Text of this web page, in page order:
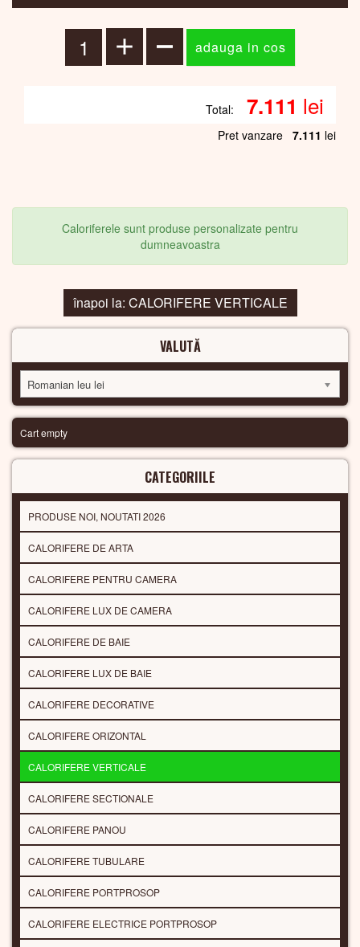
Total: 7.111 lei
Pret vanzare 7.111 lei
Caloriferele sunt produse personalizate pentru
dumneavoastra
înapoi la: CALORIFERE VERTICALE
VALUTĂ
Romanian leu lei
Cart empty
CATEGORIILE
PRODUSE NOI, NOUTATI 2026
CALORIFERE DE ARTA
CALORIFERE PENTRU CAMERA
CALORIFERE LUX DE CAMERA
CALORIFERE DE BAIE
CALORIFERE LUX DE BAIE
CALORIFERE DECORATIVE
CALORIFERE ORIZONTAL
CALORIFERE VERTICALE
CALORIFERE SECTIONALE
CALORIFERE PANOU
CALORIFERE TUBULARE
CALORIFERE PORTPROSOP
CALORIFERE ELECTRICE PORTPROSOP